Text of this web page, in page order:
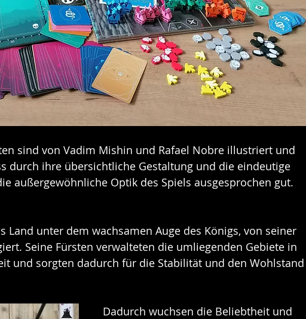
sind von Vadim Mishin und Rafael Nobre illustriert und
durch ihre übersichtliche Gestaltung und die eindeutige
außergewöhnliche Optik des Spiels ausgesprochen gut.
Land unter dem wachsamen Auge des Königs, von seiner
Seine Fürsten verwalteten die umliegenden Gebiete in
und sorgten dadurch für die Stabilität und den Wohlstand
Dadurch wuchsen die Beliebtheit und